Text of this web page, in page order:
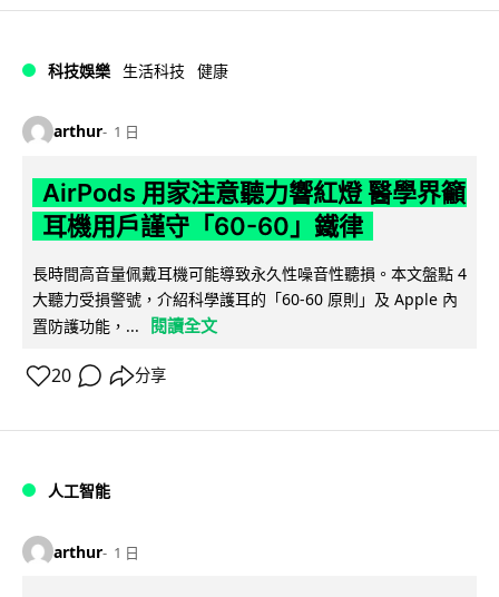
科技娛樂 生活科技 健康
arthur 1 日
AirPods 用家注意聽力響紅燈 醫學界籲
耳機用戶謹守「60-60」鐵律
長時間高音量佩戴耳機可能導致永久性噪音性聽損。本文盤點 4
大聽力受損警號，介紹科學護耳的「60-60 原則」及 Apple 內
置防護功能，...
閱讀全文
20 分享
人工智能
arthur 1 日